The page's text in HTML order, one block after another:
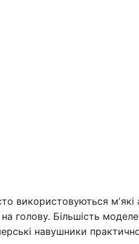
використовуються мʼякі
голову. Більшість
навушники